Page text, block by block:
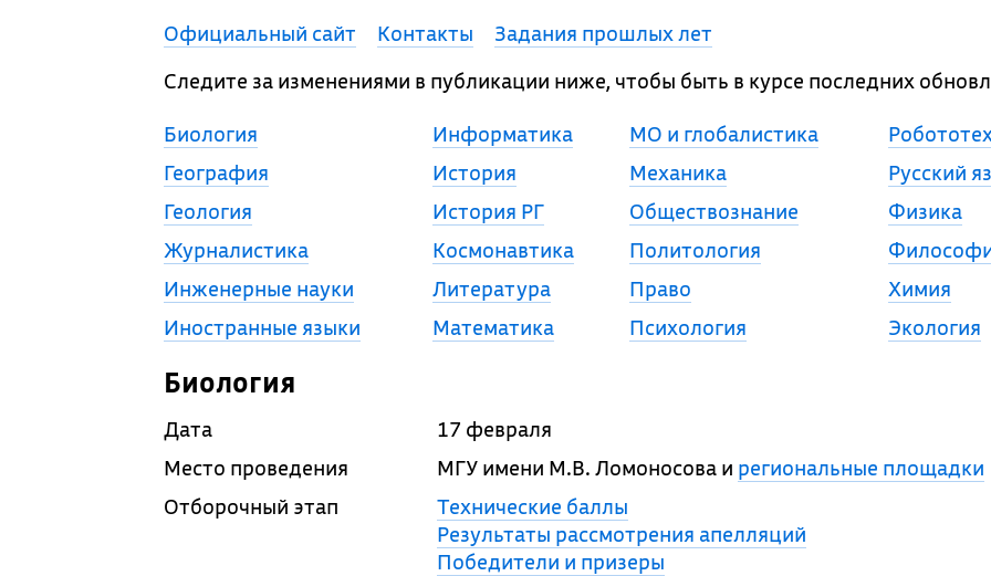
Официальный сайт
Контакты
Задания прошлых лет
Следите за изменениями в публикации ниже, чтобы быть в курсе последних
Биология
Информатика МО и глобалистика
География
История Механика
Русский
Геология
История РГ Обществознание
Физика
Журналистика
Космонавтика Политология
Инженерные науки
Литература Право
Химия
Иностранные языки
Математика Психология Экология
Биология
Дата
17 февраля
Место проведения
МГУ имени М.В. Ломоносова и региональные площадки
Отборочный этап
Технические баллы
Результаты рассмотрения апелляций
Победители и призеры